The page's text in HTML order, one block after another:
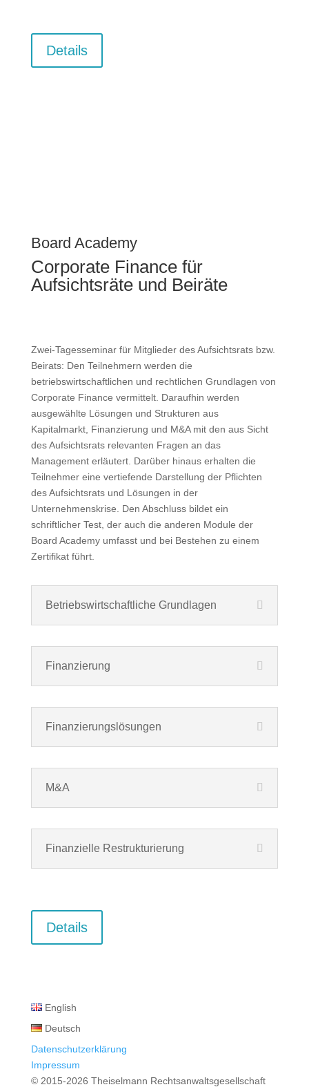
Details
Board Academy
Corporate Finance für
Aufsichtsräte und Beiräte
Zwei-Tagesseminar für Mitglieder des Aufsichtsrats bzw.
Beirats: Den Teilnehmern werden die
betriebswirtschaftlichen und rechtlichen Grundlagen von
Corporate Finance vermittelt. Daraufhin werden
ausgewählte Lösungen und Strukturen aus
Kapitalmarkt, Finanzierung und M&A mit den aus Sicht
des Aufsichtsrats relevanten Fragen an das
Management erläutert. Darüber hinaus erhalten die
Teilnehmer eine vertiefende Darstellung der Pflichten
des Aufsichtsrats und Lösungen in der
Unternehmenskrise. Den Abschluss bildet ein
schriftlicher Test, der auch die anderen Module der
Board Academy umfasst und bei Bestehen zu einem
Zertifikat führt.
Betriebswirtschaftliche Grundlagen
Finanzierung
Finanzierungslösungen
M&A
Finanzielle Restrukturierung
Details
English
Deutsch
Datenschutzerklärung
Impressum
© 2015-2026 Theiselmann Rechtsanwaltsgesellschaft